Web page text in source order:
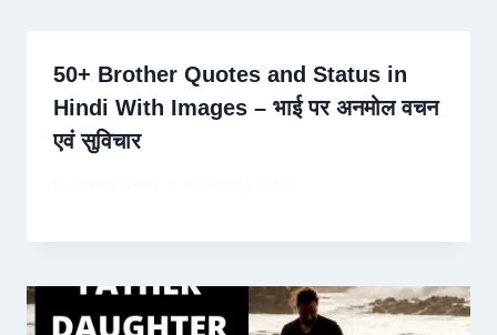
50+ Brother Quotes and Status in
Hindi With Images – भाई पर अनमोल वचन
एवं सुविचार